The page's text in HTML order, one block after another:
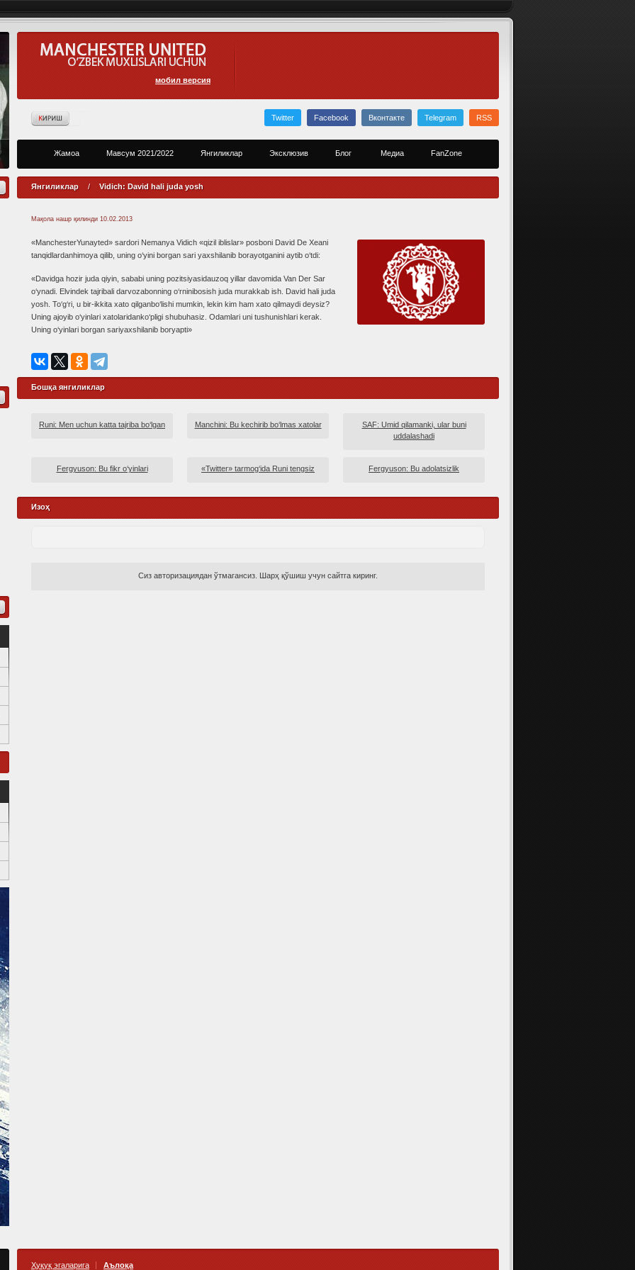
мобил версия
Twitter Facebook Вконтакте Telegram RSS
Жамоа Мавсум 2021/2022 Янгиликлар Эксклюзив Блог Медиа FanZone
Янгиликлар / Vidich: David hali juda yosh
Мақола нашр қилинди 10.02.2013
«ManchesterYunayted» sardori Nemanya Vidich «qizil iblislar» posboni David De Xeani
tanqidlardanhimoya qilib, uning o‘yini borgan sari yaxshilanib borayotganini aytib o‘tdi:
«Davidga hozir juda qiyin, sababi uning pozitsiyasidauzoq yillar davomida Van Der Sar
o‘ynadi. Elvindek tajribali darvozabonning o‘rninibosish juda murakkab ish. David hali juda
yosh. To‘g‘ri, u bir-ikkita xato qilganbo‘lishi mumkin, lekin kim ham xato qilmaydi deysiz?
Uning ajoyib o‘yinlari xatolaridanko‘pligi shubuhasiz. Odamlari uni tushunishlari kerak.
Uning o‘yinlari borgan sariyaxshilanib boryapti»
Бошқа янгиликлар
Runi: Men uchun katta tajriba bo‘lgan Manchini: Bu kechirib bo‘lmas xatolar
SAF: Umid qilamanki, ular buni
uddalashadi
Fergyuson: Bu fikr o‘yinlari «Twitter» tarmog‘ida Runi tengsiz Fergyuson: Bu adolatsizlik
Изоҳ
Сиз авторизациядан ўтмагансиз. Шарҳ қўшиш учун сайтга киринг.
Ҳуқуқ эгаларига Аълоқа